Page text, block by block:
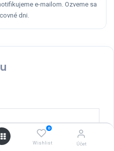
0
Wishlist Účet
e-mailom. Ozveme sa
dni.